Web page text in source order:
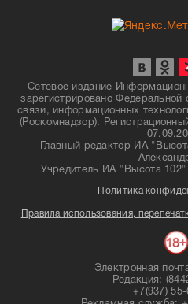
Сетевое издание
зарегистрировано
связи, информационных
(Роскомнадзор).
Главный редактор ИА
Учредитель ИА "Высота
Политика
Правила использования,
Электронная
Редакция:
+7(937)